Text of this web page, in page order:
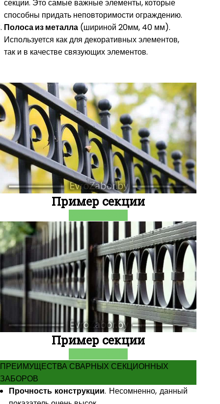
секции. Это самые важные элементы, которые
способны придать неповторимости ограждению.
Полоса из металла (шириной 20мм, 40 мм).
Используется как для декоративных элементов,
так и в качестве связующих элементов.
Пример секции
Пример секции
ПРЕИМУЩЕСТВА СВАРНЫХ СЕКЦИОННЫХ
ЗАБОРОВ
Прочность конструкции. Несомненно, данный